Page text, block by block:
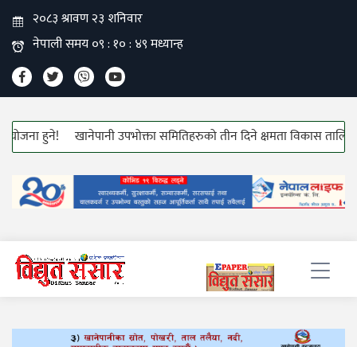
हुने! खानेपानी उपभोक्ता समितिहरुको तीन दिने क्षमता विकास तालिम सुरु!